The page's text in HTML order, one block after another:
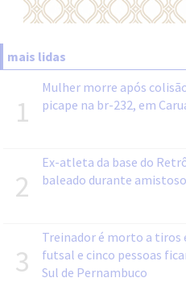
mais lidas
1
Mulher morre após
picape na br-232, em
2
Ex-atleta da base do
baleado durante
3
Treinador é morto a tiros
futsal e cinco pessoas
Sul de Pernambuco